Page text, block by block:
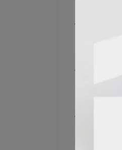
熟齡
南瓜籽油富
想保
南瓜籽油
需要
南瓜籽油